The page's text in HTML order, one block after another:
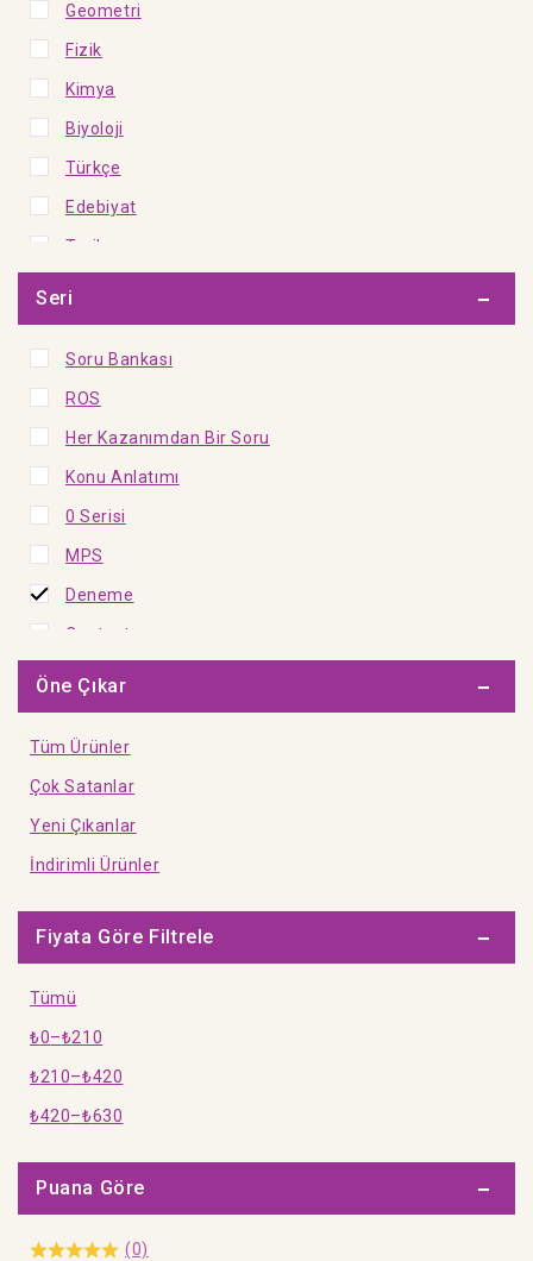
Olimpiyat Sınıfı
KPSS - DGS - ALES
Akademi - Kültür
Kültür - Çocuk
Geometri
Fizik
Kimya
Biyoloji
Türkçe
Edebiyat
Tarih
Coğrafya
Felsefe Grubu
Fen Bilimleri
Sosyal Bilgiler
İngilizce
Din Kültürü ve Ahlak Bilgisi
Tüm Dersler
İngilizce Matematik
Fransızca Matematik
Seri
Soru Bankası
ROS
Her Kazanımdan Bir Soru
Konu Anlatımı
0 Serisi
MPS
Deneme
Ceptest
Yaprak Test
Dizinli Temel Bilgiler
Olimpiyat Kitapları
Terimler Sözlüğü
Öne Çıkar
Tüm Ürünler
Çok Satanlar
Yeni Çıkanlar
İndirimli Ürünler
Fiyata Göre Filtrele
Tümü
₺0–₺210
₺210–₺420
₺420–₺630
Puana Göre
(0)